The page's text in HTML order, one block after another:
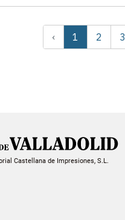
‹ 1 2 3
Castellana de Impresiones, S.L.